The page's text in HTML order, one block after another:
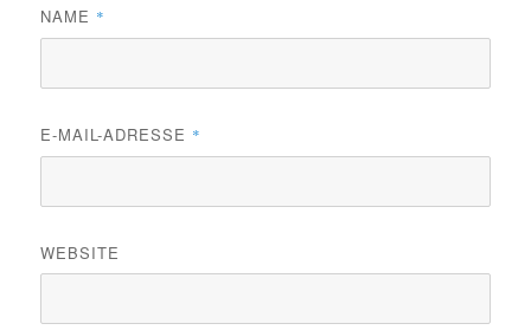
NAME *
E-MAIL-ADRESSE *
WEBSITE